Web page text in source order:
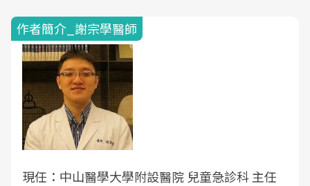
作者簡介_謝宗學醫師
現任： 中山醫學大學附設醫院 兒童急診科 主任